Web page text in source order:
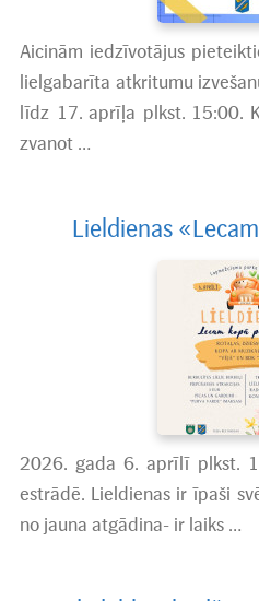
Aicinām iedzīvotājus
lielgabarīta atkritumu
līdz 17. aprīļa plkst. 15:00.
zvanot …
Lieldienas
2026. gada 6. aprīlī plkst.
estrādē. Lieldienas ir īpaši
no jauna atgādina- ir laiks …